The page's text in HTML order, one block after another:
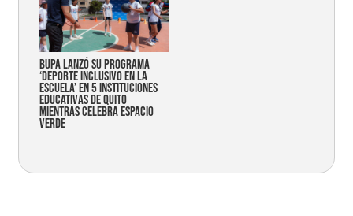
Bupa lanzó su programa
‘Deporte Inclusivo en la
Escuela’ en 5 instituciones
educativas de Quito
mientras celebra espacio
verde